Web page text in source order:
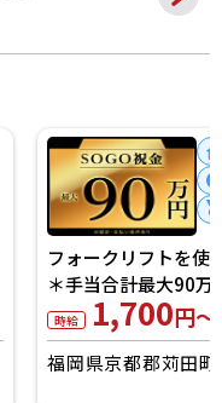
パーツ移動&供給
万／積極採用
時給 1,700円
福岡県京都郡苅田